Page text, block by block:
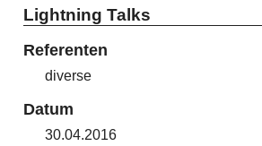
Lightning Talks
Referenten
diverse
Datum
30.04.2016